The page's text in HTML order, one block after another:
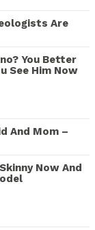
Are
You Better
See Him Now
And Mom –
Now And